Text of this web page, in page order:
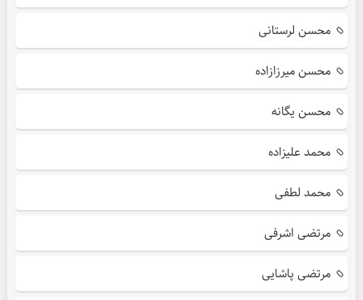
محسن لرستانی
محسن میرزازاده
محسن یگانه
محمد علیزاده
محمد لطفی
مرتضی اشرفی
مرتضی پاشایی